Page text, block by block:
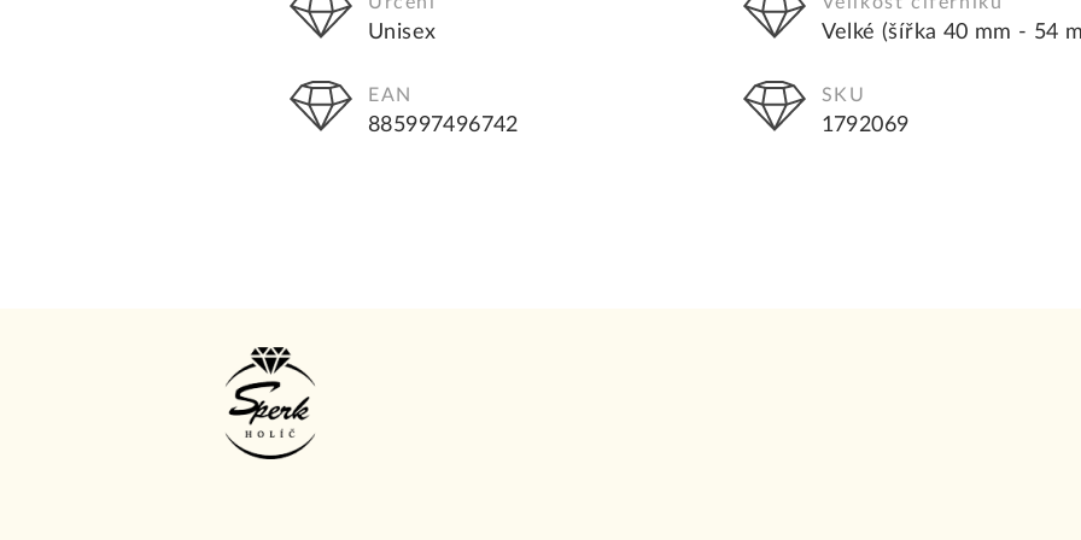
Unisex Velké (šířka 40 mm - 54
EAN
885997496742
SKU
1792069